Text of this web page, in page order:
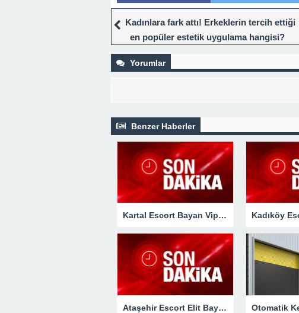
Kadınlara fark attı! Erkeklerin tercih ettiği
en popüler estetik uygulama hangisi?
Yorumlar
Benzer Haberler
Kartal Escort Bayan Vip Deniz
Ataşehir Escort Elit Bayan Fatma